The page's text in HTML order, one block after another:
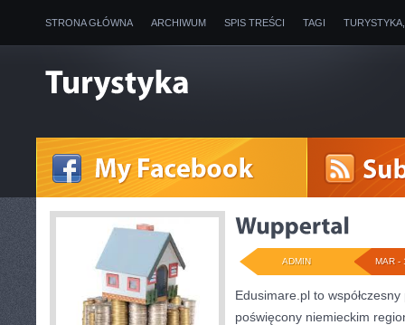
STRONA GŁÓWNA ARCHIWUM SPIS TREŚCI TAGI
MAR -
ADMIN
Edusimare.pl to
poświęcony niemieckim